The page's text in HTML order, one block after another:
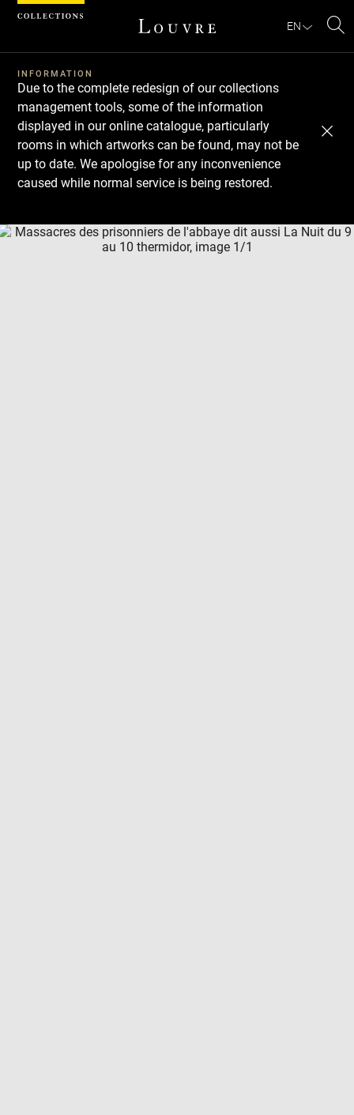
EN
INFORMATION
Due to the complete redesign of our collections
management tools, some of the information
displayed in our online catalogue, particularly
rooms in which artworks can be found, may not be
up to date. We apologise for any inconvenience
caused while normal service is being restored.
Download
Next
Previous
Cookies management panel